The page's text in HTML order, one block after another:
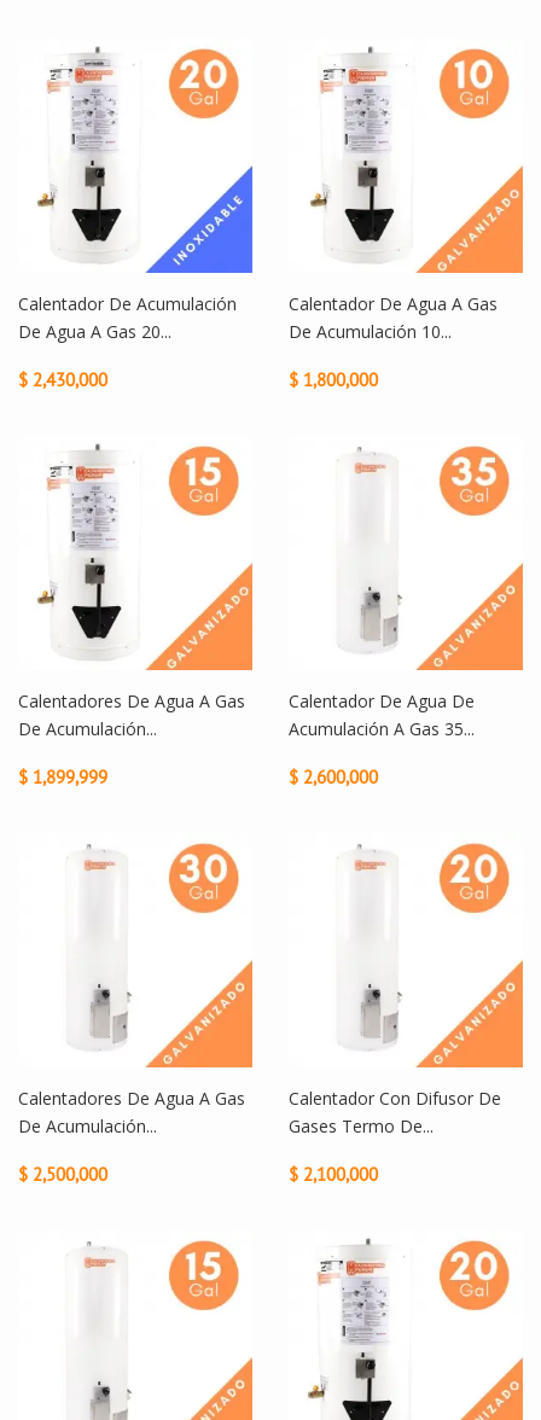
Calentador De Acumulación
De Agua A Gas 20...
$ 2,430,000
Calentador De Agua A Gas
De Acumulación 10...
$ 1,800,000
Calentadores De Agua A Gas
De Acumulación...
$ 1,899,999
Calentador De Agua De
Acumulación A Gas 35...
$ 2,600,000
Calentadores De Agua A Gas
De Acumulación...
$ 2,500,000
Calentador Con Difusor De
Gases Termo De...
$ 2,100,000